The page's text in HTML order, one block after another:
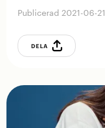
Publicerad 2021-06-21
DELA